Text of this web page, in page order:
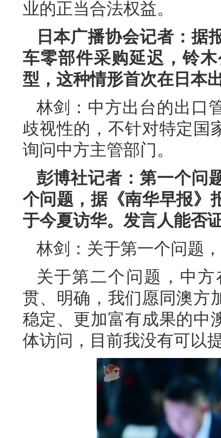
业的正当合法权益。
日本广播协会记者：据
车零部件采购延迟，铃
型，这种情形首次在日本
林剑：中方出台的出口
歧视性的，不针对特定国
询问中方主管部门。
彭博社记者：第一个问
个问题，据《南华早报》
于今夏访华。发言人能否
林剑：关于第一个问题
关于第二个问题，中
贯、明确，我们愿同澳方
稳定、更加富有成果的中
体访问，目前我没有可以